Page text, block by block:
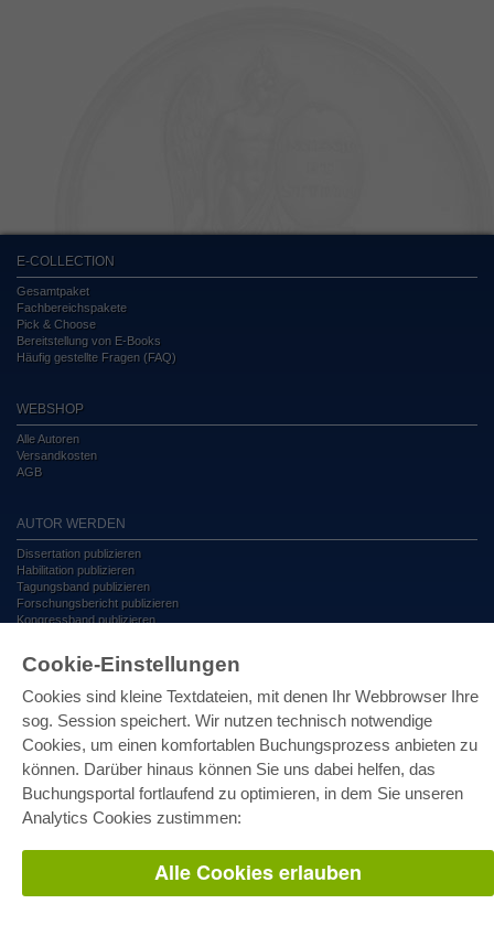
Cookie-Einstellungen
Cookies sind kleine Textdateien, mit denen Ihr Webbrowser Ihre
sog. Session speichert. Wir nutzen technisch notwendige
Cookies, um einen komfortablen Buchungsprozess anbieten zu
können. Darüber hinaus können Sie uns dabei helfen, das
Buchungsportal fortlaufend zu optimieren, in dem Sie unseren
Analytics Cookies zustimmen:
Alle Cookies erlauben
E-COLLECTION
Gesamtpaket
Fachbereichspakete
Pick & Choose
Bereitstellung von E-Books
Häufig gestellte Fragen (FAQ)
WEBSHOP
Alle Autoren
Versandkosten
AGB
AUTOR WERDEN
Dissertation publizieren
Habilitation publizieren
Tagungsband publizieren
Forschungsbericht publizieren
Kongressband publizieren
VERLAG
Lizenzbedingungen
Widerrufsbelehrung
Impressum
Cookie-Einstellungen
Datenschutzerklärung
Alle Preise in Euro (EUR) inkl. USt. © 2026 Cuvillier Verlag GmbH